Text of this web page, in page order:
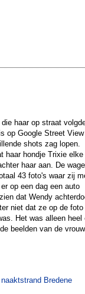
vreemd
haar op straat
op Google Street View
shots zag lopen.
haar hondje Trixie elke
haar aan. De
43 foto's waar zij
op een dag een auto
dat Wendy
niet dat ze op de foto
Het was alleen heel
beelden van de
Bredene